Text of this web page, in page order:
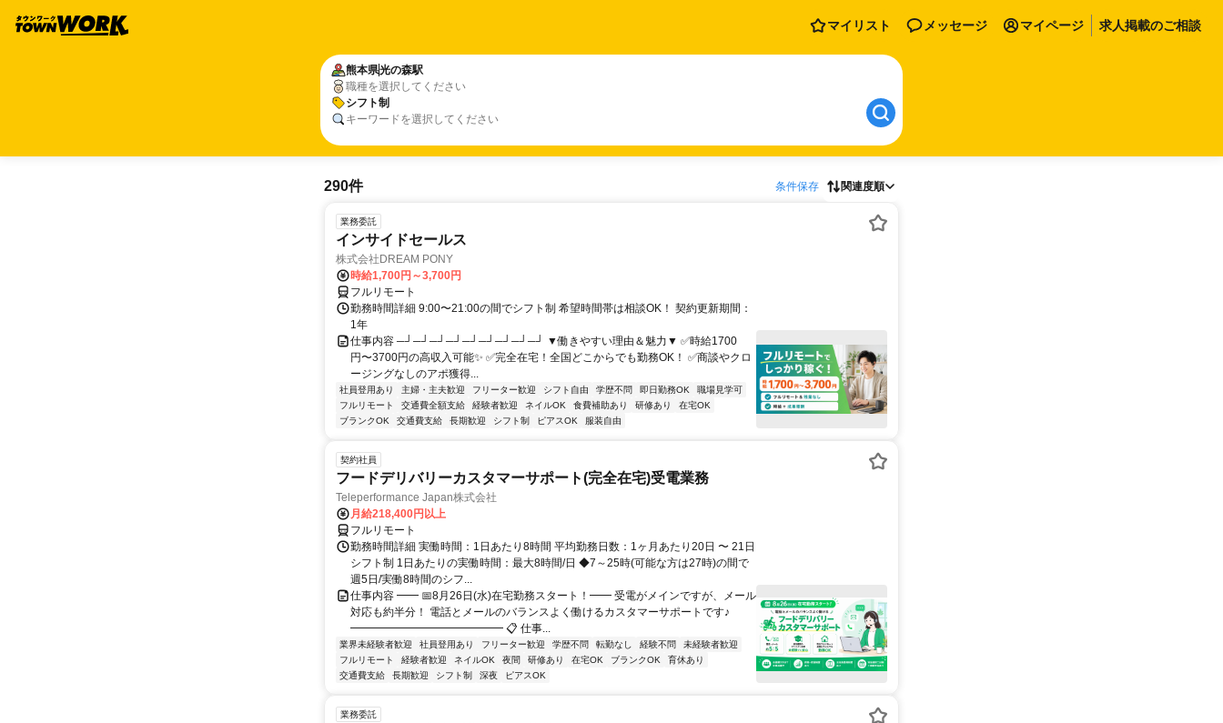
マイリスト メッセージ マイページ 求人掲載のご相談
熊本県光の森駅
職種を選択してください
シフト制
キーワードを選択してください
290件 条件保存 関連度順
業務委託
インサイドセールス
株式会社DREAM PONY
時給1,700円～3,700円
フルリモート
勤務時間詳細 9:00〜21:00の間でシフト制 希望時間帯は相談OK！ 契約更新期間：
1年
仕事内容 ─┘─┘─┘─┘─┘─┘─┘─┘─┘ ▼働きやすい理由＆魅力▼ ✅時給1700
円〜3700円の高収入可能✨ ✅完全在宅！全国どこからでも勤務OK！ ✅商談やクロ
ージングなしのアポ獲得...
社員登用あり 主婦・主夫歓迎 フリーター歓迎 シフト自由 学歴不問 即日勤務OK
職場見学可
フルリモート
交通費全額支給 経験者歓迎 ネイルOK 食費補助あり 研修あり
在宅OK
ブランクOK
交通費支給 長期歓迎 シフト制 ピアスOK 服装自由
契約社員
フードデリバリーカスタマーサポート(完全在宅)受電業務
Teleperformance Japan株式会社
月給218,400円以上
フルリモート
勤務時間詳細 実働時間：1日あたり8時間 平均勤務日数：1ヶ月あたり20日 〜 21日
シフト制 1日あたりの実働時間：最大8時間/日 ◆7～25時(可能な方は27時)の間で
週5日/実働8時間のシフ...
仕事内容 ━━ 📅8月26日(水)在宅勤務スタート！━━ 受電がメインですが、メール
対応も約半分！ 電話とメールのバランスよく働けるカスタマーサポートです♪
━━━━━━━━━━━━━━ 📋 仕事...
業界未経験者歓迎 社員登用あり フリーター歓迎 学歴不問 転勤なし 経験不問
未経験者歓迎
フルリモート
経験者歓迎 ネイルOK 夜間 研修あり 在宅OK ブランクOK
育休あり
交通費支給
長期歓迎 シフト制 深夜 ピアスOK
業務委託